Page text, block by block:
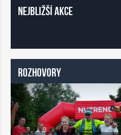
Nejbližší akce
Rozhovory